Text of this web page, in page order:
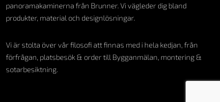
panoramakaminerna från Brunner. Vi vägleder dig bland
produkter, material och designlösningar.
Vi är stolta över vår filosofi att finnas med i hela kedjan, från
förfrågan, platsbesök & order till Bygganmälan, montering &
sotarbesiktning.